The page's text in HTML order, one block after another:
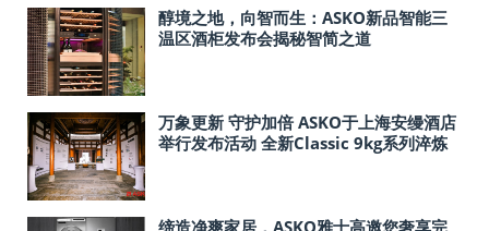
醇境之地，向智而生：ASKO新品智能三
温区酒柜发布会揭秘智简之道
万象更新 守护加倍 ASKO于上海安缦酒店
举行发布活动 全新Classic 9kg系列淬炼
缔造净爽家居，ASKO雅士高邀您奢享完